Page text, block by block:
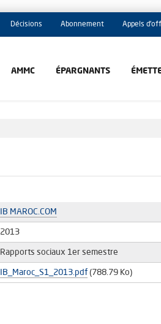
Décisions Abonnement Appels
AMMC ÉPARGNANTS
IB MAROC.COM
2013
Rapports sociaux 1er semestre
IB_Maroc_S1_2013.pdf (788.79 Ko)